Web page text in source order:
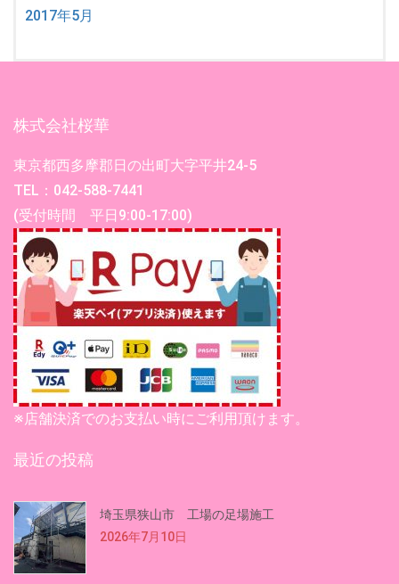
2017年5月
株式会社桜華
東京都西多摩郡日の出町大字平井24-5
TEL：042-588-7441
(受付時間 平日9:00-17:00)
※店舗決済でのお支払い時にご利用頂けます。
最近の投稿
埼玉県狭山市 工場の足場施工
2026年7月10日